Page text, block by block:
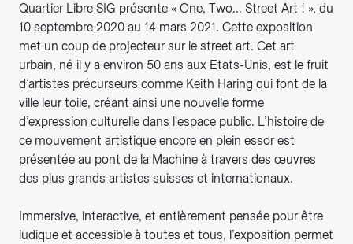
Quartier Libre SIG présente « One, Two... Street Art ! », du
10 septembre 2020 au 14 mars 2021. Cette exposition
met un coup de projecteur sur le street art. Cet art
urbain, né il y a environ 50 ans aux Etats-Unis, est le fruit
d’artistes précurseurs comme Keith Haring qui font de la
ville leur toile, créant ainsi une nouvelle forme
d’expression culturelle dans l'espace public. L’histoire de
ce mouvement artistique encore en plein essor est
présentée au pont de la Machine à travers des œuvres
des plus grands artistes suisses et internationaux.
Immersive, interactive, et entièrement pensée pour être
ludique et accessible à toutes et tous, l’exposition permet